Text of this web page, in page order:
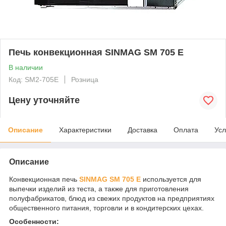
Печь конвекционная SINMAG SM 705 E
В наличии
Код: SM2-705E
Розница
Цену уточняйте
Описание Характеристики Доставка Оплата
Описание
Конвекционная печь SINMAG SM 705 E используется для
выпечки изделий из теста, а также для приготовления
полуфабрикатов, блюд из свежих продуктов на предприятиях
общественного питания, торговли и в кондитерских цехах.
Особенности: